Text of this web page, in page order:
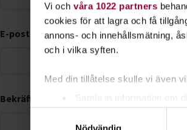
Vi och våra 1022 partners
cookies för att lagra och få
annons- och innehållsmätning,
och i vilka syften.
Med din tillåtelse skulle vi även
E-postadress *
Bekräfta e-postadress *